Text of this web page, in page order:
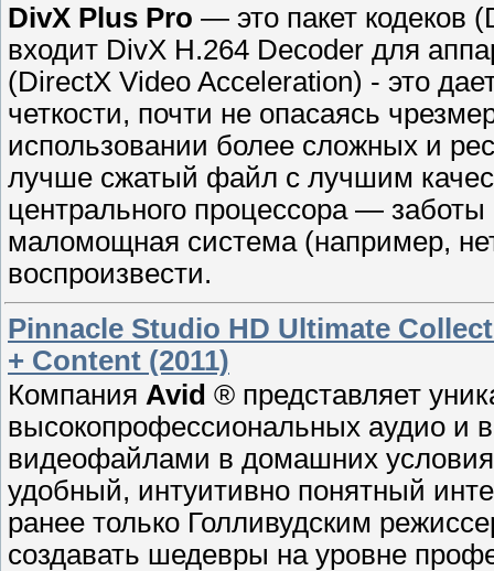
DivX Plus Pro — это пакет кодеков
входит DivX H.264 Decoder для
(DirectX Video Acceleration) - это
четкости, почти не опасаясь
использовании более сложных и
лучше сжатый файл с лучшим
центрального процессора —
маломощная система (например,
воспроизвести.
Pinnacle Studio HD Ultimate
+ Content (2011)
Компания Avid ® представляет
высокопрофессиональных аудио и
видеофайлами в домашних
удобный, интуитивно понятный
ранее только Голливудским
создавать шедевры на уровне